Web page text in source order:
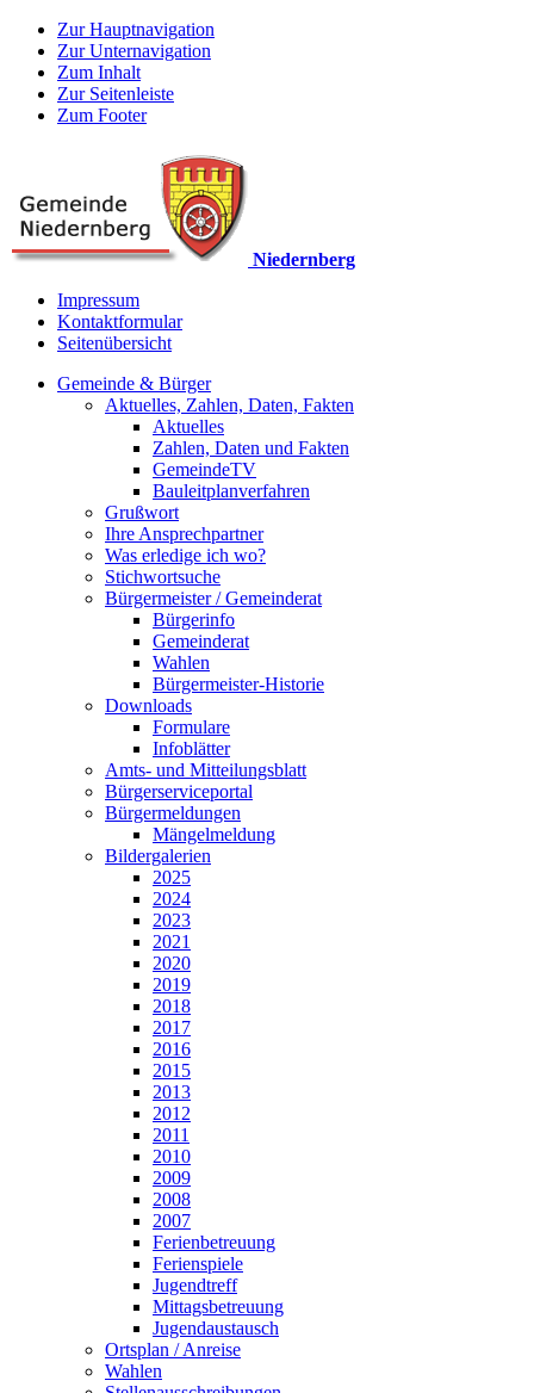
Zur Hauptnavigation
Zur Unternavigation
Zum Inhalt
Zur Seitenleiste
Zum Footer
Niedernberg
Impressum
Kontaktformular
Seitenübersicht
Gemeinde & Bürger
Aktuelles, Zahlen, Daten, Fakten
Aktuelles
Zahlen, Daten und Fakten
GemeindeTV
Bauleitplanverfahren
Grußwort
Ihre Ansprechpartner
Was erledige ich wo?
Stichwortsuche
Bürgermeister / Gemeinderat
Bürgerinfo
Gemeinderat
Wahlen
Bürgermeister-Historie
Downloads
Formulare
Infoblätter
Amts- und Mitteilungsblatt
Bürgerserviceportal
Bürgermeldungen
Mängelmeldung
Bildergalerien
2025
2024
2023
2021
2020
2019
2018
2017
2016
2015
2013
2012
2011
2010
2009
2008
2007
Ferienbetreuung
Ferienspiele
Jugendtreff
Mittagsbetreuung
Jugendaustausch
Ortsplan / Anreise
Wahlen